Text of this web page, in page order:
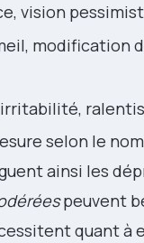
vision
modification
selon le
ainsi les
peuvent
quant à